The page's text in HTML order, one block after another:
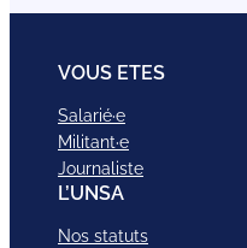
VOUS ETES
Salarié·e
Militant·e
Journaliste
L’UNSA
Nos statuts